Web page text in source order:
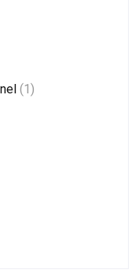
(1)